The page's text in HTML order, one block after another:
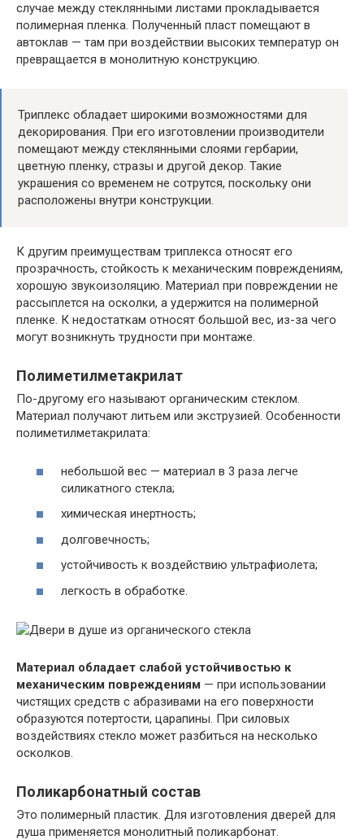
случае между стеклянными листами прокладывается
полимерная пленка. Полученный пласт помещают в
автоклав — там при воздействии высоких температур он
превращается в монолитную конструкцию.
Триплекс обладает широкими возможностями для
декорирования. При его изготовлении производители
помещают между стеклянными слоями гербарии,
цветную пленку, стразы и другой декор. Такие
украшения со временем не сотрутся, поскольку они
расположены внутри конструкции.
К другим преимуществам триплекса относят его
прозрачность, стойкость к механическим повреждениям,
хорошую звукоизоляцию. Материал при повреждении не
рассыплется на осколки, а удержится на полимерной
пленке. К недостаткам относят большой вес, из-за чего
могут возникнуть трудности при монтаже.
Полиметилметакрилат
По-другому его называют органическим стеклом.
Материал получают литьем или экструзией. Особенности
полиметилметакрилата:
небольшой вес — материал в 3 раза легче
силикатного стекла;
химическая инертность;
долговечность;
устойчивость к воздействию ультрафиолета;
легкость в обработке.
Материал обладает слабой устойчивостью к
механическим повреждениям — при использовании
чистящих средств с абразивами на его поверхности
образуются потертости, царапины. При силовых
воздействиях стекло может разбиться на несколько
осколков.
Поликарбонатный состав
Это полимерный пластик. Для изготовления дверей для
душа применяется монолитный поликарбонат.